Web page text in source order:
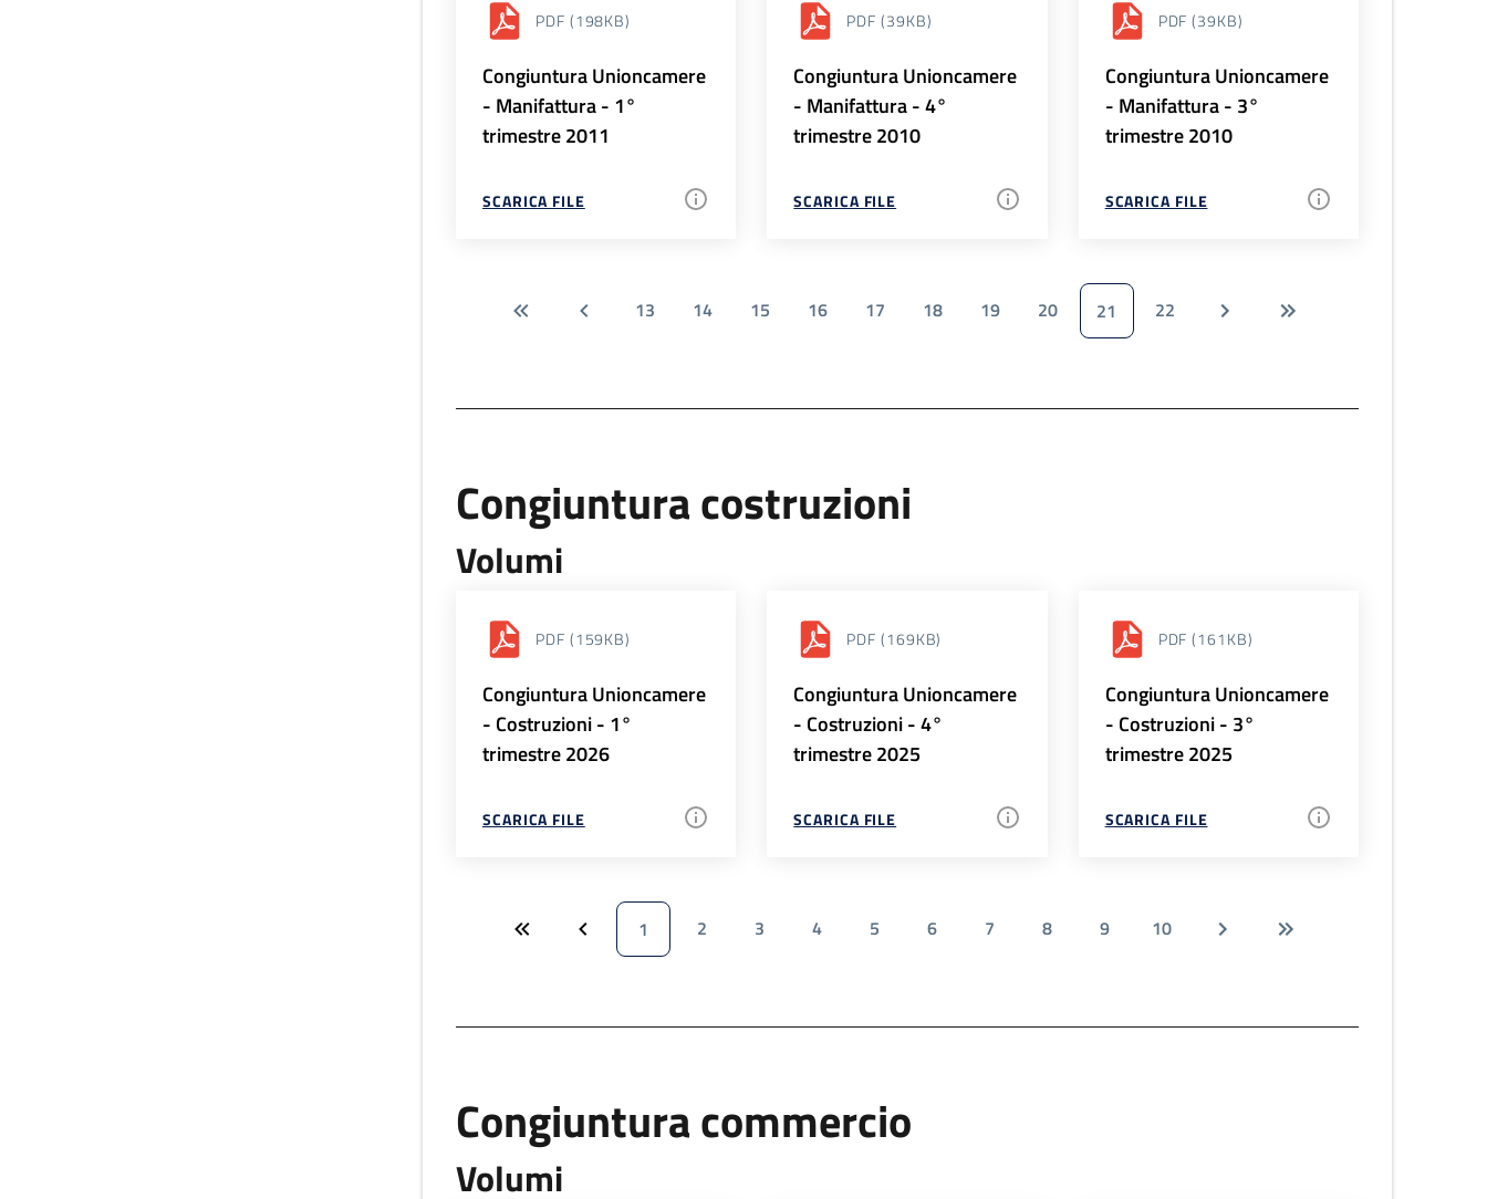
PDF (198KB)
Congiuntura Unioncamere
- Manifattura - 1°
trimestre 2011
SCARICA FILE
PDF (39KB)
Congiuntura Unioncamere
- Manifattura - 4°
trimestre 2010
SCARICA FILE
PDF (39KB)
Congiuntura Unioncamere
- Manifattura - 3°
trimestre 2010
SCARICA FILE
13 14 15 16 17 18 19 20 21 22
Congiuntura costruzioni
Volumi
PDF (159KB)
Congiuntura Unioncamere
- Costruzioni - 1°
trimestre 2026
SCARICA FILE
PDF (169KB)
Congiuntura Unioncamere
- Costruzioni - 4°
trimestre 2025
SCARICA FILE
PDF (161KB)
Congiuntura Unioncamere
- Costruzioni - 3°
trimestre 2025
SCARICA FILE
1 2 3 4 5 6 7 8 9 10
Congiuntura commercio
Volumi